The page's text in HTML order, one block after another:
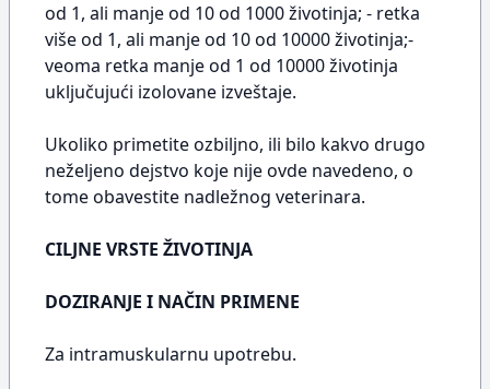
od 1, ali manje od 10 od 1000 životinja; - retka
više od 1, ali manje od 10 od 10000 životinja;-
veoma retka manje od 1 od 10000 životinja
uključujući izolovane izveštaje.
Ukoliko primetite ozbiljno, ili bilo kakvo drugo
neželjeno dejstvo koje nije ovde navedeno, o
tome obavestite nadležnog veterinara.
CILJNE VRSTE ŽIVOTINJA
DOZIRANJE I NAČIN PRIMENE
Za intramuskularnu upotrebu.